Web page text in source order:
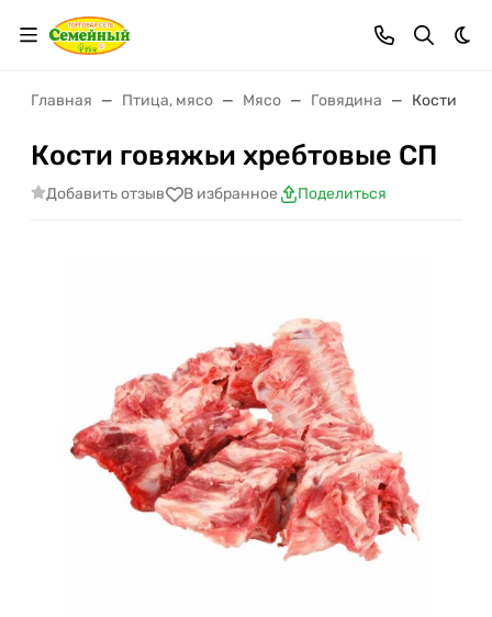
Главная Птица, мясо Мясо Говядина Кости
Кости говяжьи хребтовые СП
Добавить отзыв В избранное Поделиться